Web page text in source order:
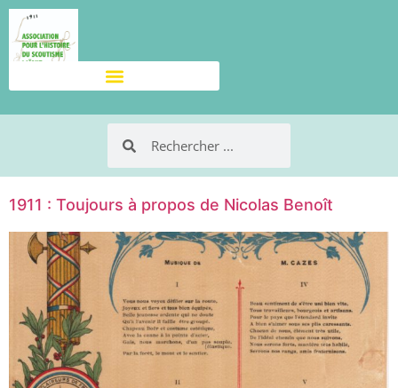
1911 : Toujours à propos de Nicolas Benoît